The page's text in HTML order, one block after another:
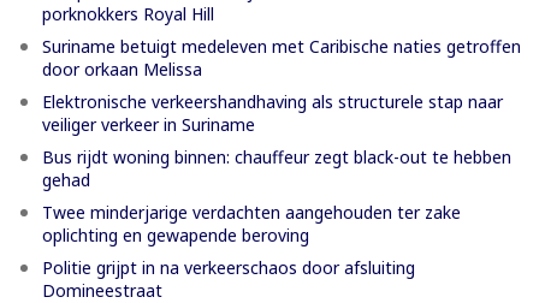
porknokkers Royal Hill
Suriname betuigt medeleven met Caribische naties getroffen
door orkaan Melissa
Elektronische verkeershandhaving als structurele stap naar
veiliger verkeer in Suriname
Bus rijdt woning binnen: chauffeur zegt black-out te hebben
gehad
Twee minderjarige verdachten aangehouden ter zake
oplichting en gewapende beroving
Politie grijpt in na verkeerschaos door afsluiting
Domineestraat